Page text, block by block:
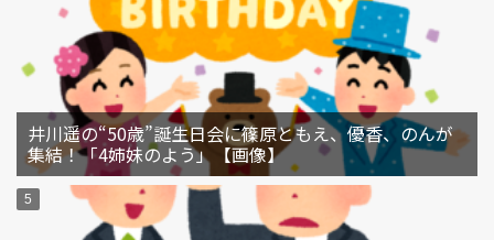
井川遥の“50歳”誕生日会に篠原ともえ、優香、のんが
集結！「4姉妹のよう」【画像】